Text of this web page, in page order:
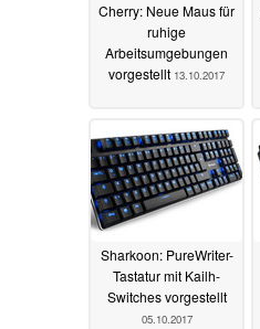
Cherry: Neue Maus für
ruhige
Arbeitsumgebungen
vorgestellt 13.10.2017
Sharkoon: PureWriter-
Tastatur mit Kailh-
Switches vorgestellt
05.10.2017